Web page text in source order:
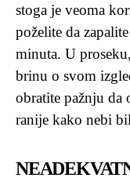
stoga je veoma
poželite da
minuta. U
brinu o svom
obratite pažnju da
ranije kako nebi